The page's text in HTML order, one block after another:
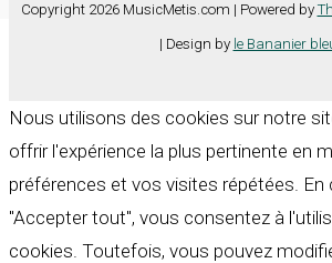
Copyright 2026 MusicMetis.com | Powered by
| Design by le Bananier
Nous utilisons des cookies sur notre
offrir l'expérience la plus pertinente en
préférences et vos visites répétées. En
"Accepter tout", vous consentez à
cookies. Toutefois, vous pouvez